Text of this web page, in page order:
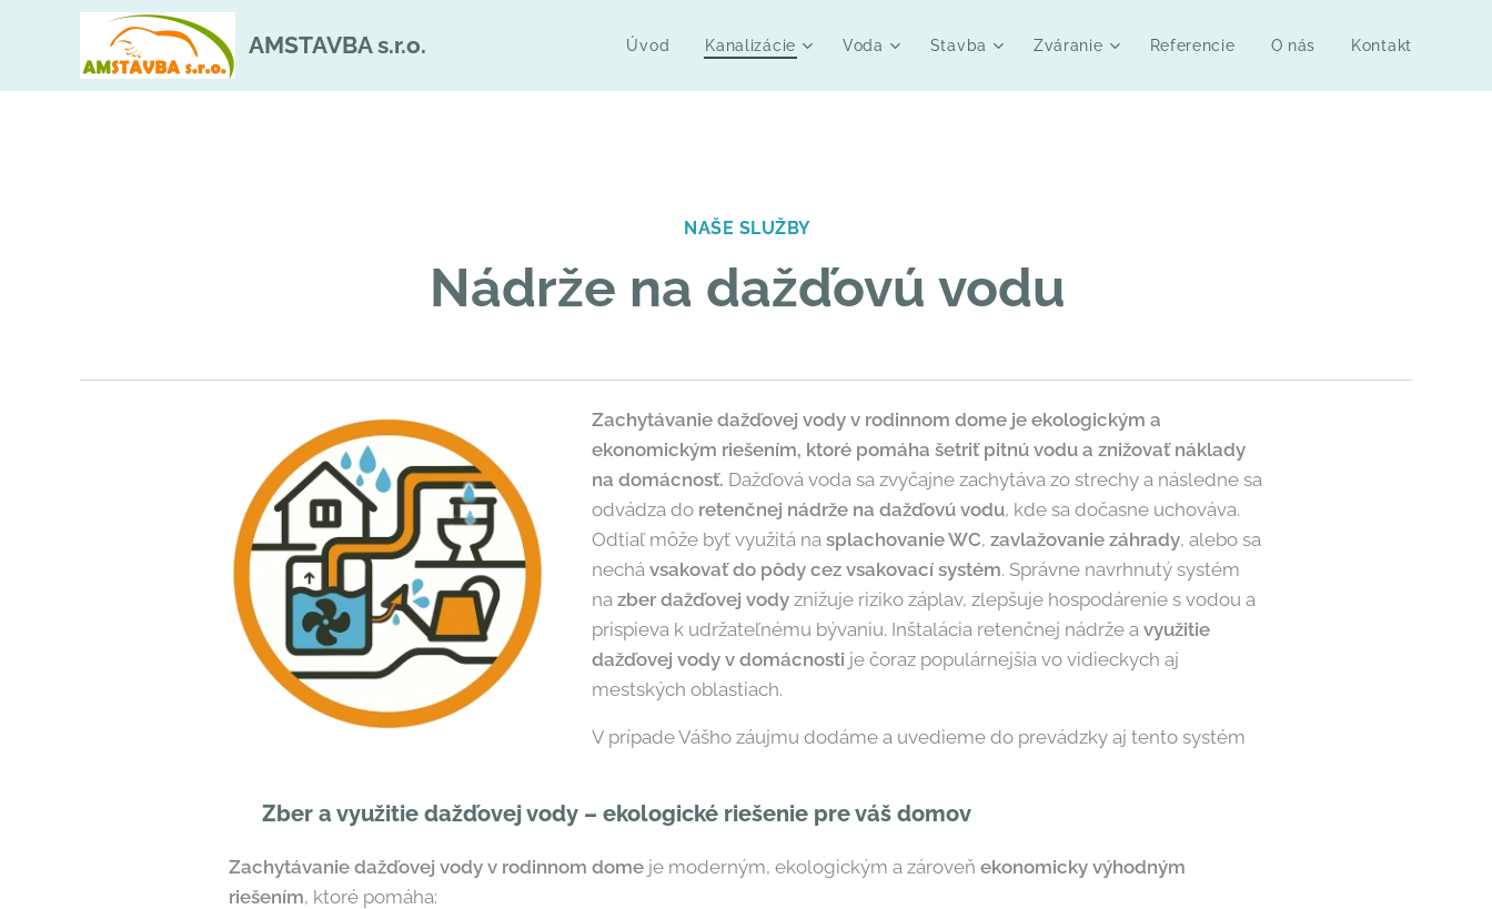
AMSTAVBA s.r.o. Úvod Kanalizácie Voda Stavba Zváranie Referencie O nás Kontakt
NAŠE SLUŽBY
Nádrže na dažďovú vodu
Zachytávanie dažďovej vody v rodinnom dome je ekologickým a
ekonomickým riešením, ktoré pomáha šetriť pitnú vodu a znižovať náklady
na domácnosť. Dažďová voda sa zvyčajne zachytáva zo strechy a následne sa
odvádza do retenčnej nádrže na dažďovú vodu, kde sa dočasne uchováva.
Odtiaľ môže byť využitá na splachovanie WC, zavlažovanie záhrady, alebo sa
nechá vsakovať do pôdy cez vsakovací systém. Správne navrhnutý systém
na zber dažďovej vodyznižuje riziko záplav, zlepšuje hospodárenie s vodou a
prispieva k udržateľnému bývaniu. Inštalácia retenčnej nádrže a využitie
dažďovej vody v domácnosti je čoraz populárnejšia vo vidieckych aj
mestských oblastiach.
V prípade Vášho záujmu dodáme a uvedieme do prevádzky aj tento systém
Zber a využitie dažďovej vody – ekologické riešenie pre váš domov
Zachytávanie dažďovej vody v rodinnom domeje moderným, ekologickým a zároveň ekonomicky výhodným
riešením, ktoré pomáha: